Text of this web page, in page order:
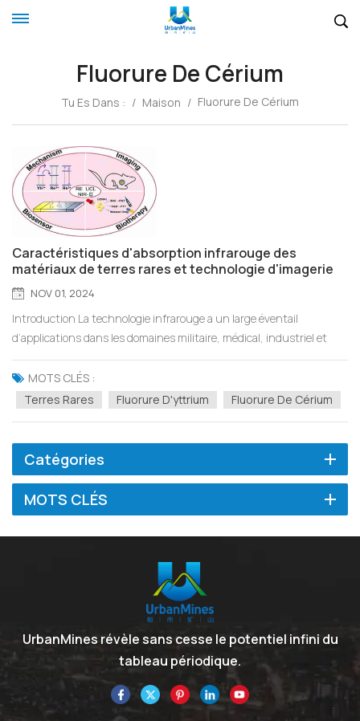
Fluorure De Cérium
Tu Es Dans : / Maison / Fluorure De Cérium
Caractéristiques d'absorption infrarouge des
matériaux de terres rares et technologie d'imagerie
infrarouge
NOV 01, 2024
Introduction La technologie infrarouge a un large éventail
d’applications dans les domaines militaire, médical, industriel et
autres. Les matériaux de terres rares sont des matériaux
fonctionnels importants qui possèdent des avantages uniques en
termes de caractéristiques d’absorption infraroug...
MOTS CLÉS :
Terres Rares
Fluorure D'yttrium Fluorure De Cérium
Catégories
MOTS CLÉS
UrbanMines révèle sans cesse le potentiel infini du
tableau périodique.